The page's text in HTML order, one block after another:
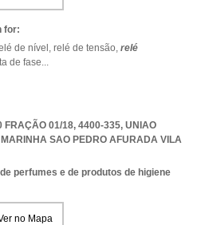
for:
de nível, relé de tensão, relé
de fase...
FRAÇÃO 01/18, 4400-335, UNIAO
SAO PEDRO AFURADA VILA
perfumes e de produtos de higiene
no Mapa